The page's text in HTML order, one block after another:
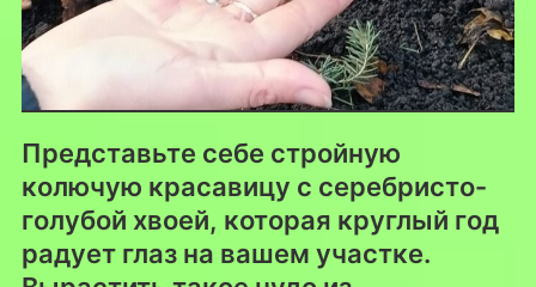
Представьте себе стройную
колючую красавицу с серебристо-
голубой хвоей, которая круглый год
радует глаз на вашем участке.